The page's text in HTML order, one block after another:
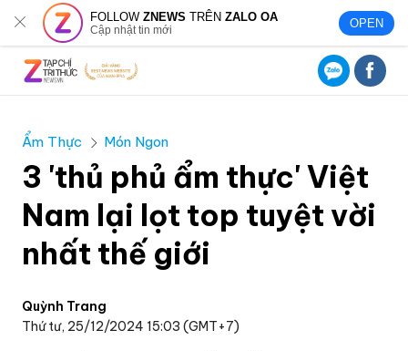
FOLLOWZNEWS TRÊNZALO OA
Cập nhật tin mới OPEN
Ẩm Thực Món Ngon
3 'thủ phủ ẩm thực' Việt
Nam lại lọt top tuyệt vời
nhất thế giới
Quỳnh Trang
Thứ tư, 25/12/2024 15:03 (GMT+7)